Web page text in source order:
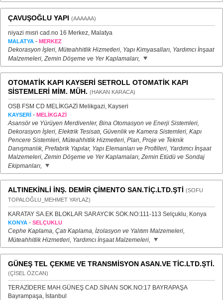
ÇAVUŞOĞLU YAPI (AAAAAA)
niyazi mısri cad.no 16 Merkez, Malatya
MALATYA - MERKEZ
Dekorasyon İşleri, Müteahhitlik Hizmetleri, Yapı Kimyasalları, Yardımcı İnşaat
Malzemeleri, Zemin Döşeme ve Yer Kaplamaları,
OTOMATİK KAPI KAYSERİ SETROLL OTOMATİK KAPI
SİSTEMLERİ MİM. MÜH. (HAKAN KARACA)
OSB FSM CD MELİKGAZİ Melikgazi, Kayseri
KAYSERİ - MELİKGAZİ
Asansör ve Yürüyen Merdivenler, Bina Otomasyon ve Enerji Sistemleri,
Dekorasyon İşleri, Elektrik Tesisatı, Güvenlik ve Kamera Sistemleri, Kapı
Pencere Sistemleri, Müteahhitlik Hizmetleri, Plan, Proje ve Teknik
Danışmanlık, Prefabrik Yapılar, Yapı Elemanları ve Profilleri, Yardımcı İnşaat
Malzemeleri, Zemin Döşeme ve Yer Kaplamaları, Zemin Etüdü ve Sondaj
Ekipmanları,
ALTINEKİNLİ İNŞ. DEMİR ÇİMENTO SAN.TİÇ.LTD.ŞTİ (SOFU
TOPALOĞLU_MEHMET YAYLAZ)
KARATAY SA.EK BLOKLAR SARAYCIK SOK.NO:111-113 Selçuklu, Konya
KONYA - SELÇUKLU
Cephe Kaplama, Çatı Kaplama, İzolasyon ve Yalıtım Malzemeleri,
Müteahhitlik Hizmetleri, Yardımcı İnşaat Malzemeleri,
GÜNEŞ TEL ÇEKME VE TRANSMİSYON ASAN.VE TİC.LTD.ŞTİ.
(ÇİSEL ÖZCAN)
TERAZİDERE MAH.GÜNEŞ CAD.SİNAN SOK.NO:17 BAYRAPAŞA
Bayrampaşa, İstanbul